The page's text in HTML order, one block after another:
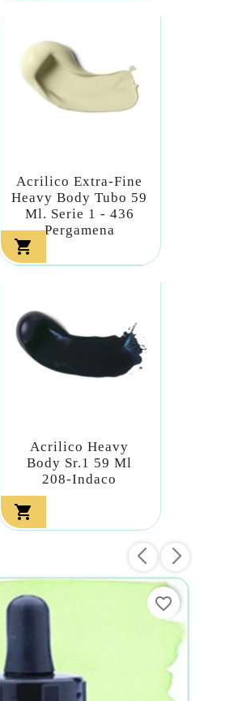
Acrilico Extra-Fine
Heavy Body Tubo 59
Ml. Serie 1 - 436
Pergamena

Acrilico Heavy
Body Sr.1 59 Ml
208-Indaco

favorite_border